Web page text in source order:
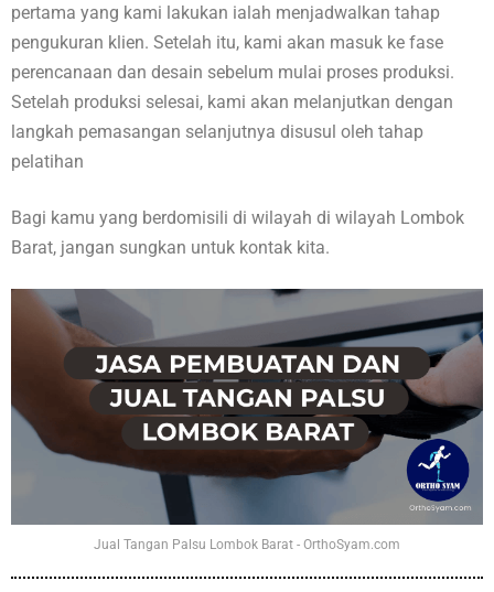
pertama yang kami lakukan ialah menjadwalkan tahap
pengukuran klien. Setelah itu, kami akan masuk ke fase
perencanaan dan desain sebelum mulai proses produksi.
Setelah produksi selesai, kami akan melanjutkan dengan
langkah pemasangan selanjutnya disusul oleh tahap
pelatihan
Bagi kamu yang berdomisili di wilayah di wilayah Lombok
Barat, jangan sungkan untuk kontak kita.
Jual Tangan Palsu Lombok Barat - OrthoSyam.com